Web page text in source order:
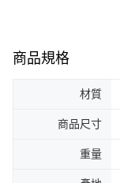
商品規格
材質
商品尺寸
重量